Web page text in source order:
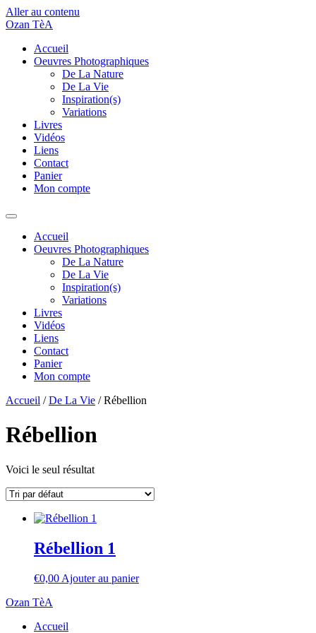
Aller au contenu
Ozan TèA
Accueil
Oeuvres Photographiques
De La Nature
De La Vie
Inspiration(s)
Variations
Livres
Vidéos
Liens
Contact
Panier
Mon compte
Accueil
Oeuvres Photographiques
De La Nature
De La Vie
Inspiration(s)
Variations
Livres
Vidéos
Liens
Contact
Panier
Mon compte
Accueil /De La Vie / Rébellion
Rébellion
Voici le seul résultat
Rébellion 1
€0,00 Ajouter au panier
Ozan TèA
Accueil